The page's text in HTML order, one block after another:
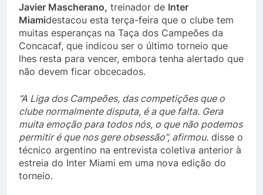
Javier Mascherano, treinador de Inter
Miamidestacou esta terça-feira que o clube tem
muitas esperanças na Taça dos Campeões da
Concacaf, que indicou ser o último torneio que
lhes resta para vencer, embora tenha alertado que
não devem ficar obcecados.
“A Liga dos Campeões, das competições que o
clube normalmente disputa, é a que falta. Gera
muita emoção para todos nós, o que não podemos
permitir é que nos gere obsessão”, afirmou. disse o
técnico argentino na entrevista coletiva anterior à
estreia do Inter Miami em uma nova edição do
torneio.